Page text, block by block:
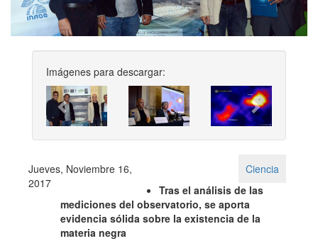
Imágenes para descargar:
Previous Next
Jueves, Noviembre 16,
2017
Ciencia
Tras el análisis de las
mediciones del observatorio, se aporta
evidencia sólida sobre la existencia de la
materia negra